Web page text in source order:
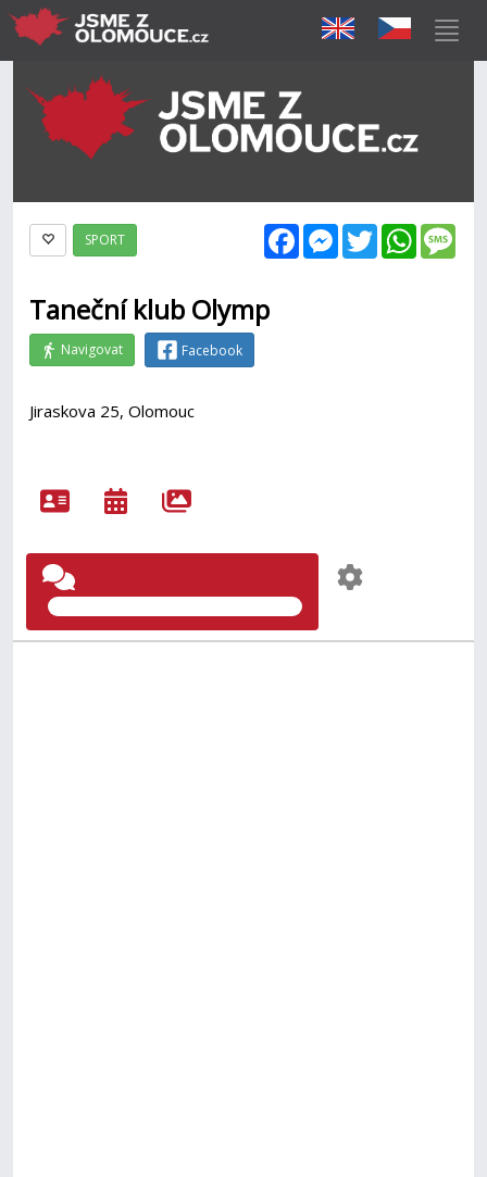
FacebookMessenger
Twitter
SPORT
Taneční klub Olymp
Navigovat Facebook
Jiraskova 25, Olomouc